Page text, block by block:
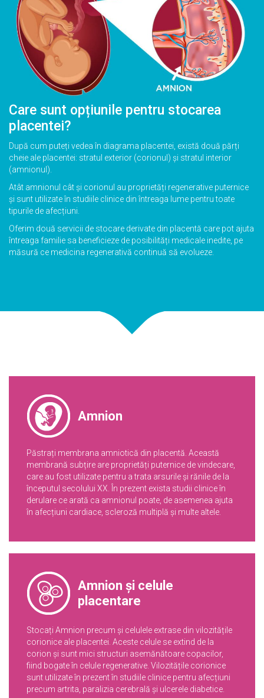
Care sunt opțiunile pentru stocarea
placentei?
După cum puteți vedea în diagrama placentei, există două părți
cheie ale placentei: stratul exterior (corionul) și stratul interior
(amnionul).
Atât amnionul cât și corionul au proprietăți regenerative puternice
și sunt utilizate în studiile clinice din întreaga lume pentru toate
tipurile de afecțiuni.
Oferim două servicii de stocare derivate din placentă care pot ajuta
întreaga familie sa beneficieze de posibilități medicale inedite, pe
măsură ce medicina regenerativă continuă să evolueze.
Amnion
Păstrați membrana amniotică din placentă. Această
membrană subțire are proprietăți puternice de vindecare,
care au fost utilizate pentru a trata arsurile și rănile de la
începutul secolului XX. În prezent exista studii clinice în
derulare ce arată ca amnionul poate, de asemenea ajuta
în afecțiuni cardiace, scleroză multiplă și multe altele.
Amnion și celule
placentare
Stocați Amnion precum și celulele extrase din vilozitățile
corionice ale placentei. Aceste celule se extind de la
corion și sunt mici structuri asemănătoare copacilor,
fiind bogate în celule regenerative. Vilozitățile corionice
sunt utilizate în prezent în studiile clinice pentru afecțiuni
precum artrita, paralizia cerebrală și ulcerele diabetice.